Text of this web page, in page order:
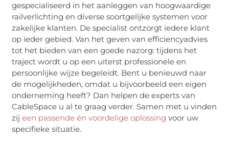
gespecialiseerd in het aanleggen van hoogwaardige
railverlichting en diverse soortgelijke systemen voor
zakelijke klanten. De specialist ontzorgt iedere klant
op ieder gebied. Van het geven van efficiencyadvies
tot het bieden van een goede nazorg: tijdens het
traject wordt u op een uiterst professionele en
persoonlijke wijze begeleidt. Bent u benieuwd naar
de mogelijkheden, omdat u bijvoorbeeld een eigen
onderneming heeft? Dan helpen de experts van
CableSpace u al te graag verder. Samen met u vinden
zijeen passende én voordelige oplossing voor uw
specifieke situatie.